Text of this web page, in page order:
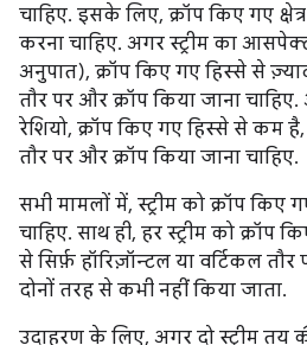
चाहिए. इसके लिए, क्रॉप किए गए
करना चाहिए. अगर स्ट्रीम का
अनुपात), क्रॉप किए गए हिस्से से
तौर पर और क्रॉप किया जाना
रेशियो, क्रॉप किए गए हिस्से से कम है,
तौर पर और क्रॉप किया जाना चाहिए.
सभी मामलों में, स्ट्रीम को क्रॉप किए
चाहिए. साथ ही, हर स्ट्रीम को क्रॉप
से सिर्फ़ हॉरिज़ॉन्टल या वर्टिकल तौर
दोनों तरह से कभी नहीं किया जाता.
उदाहरण के लिए, अगर दो स्ट्रीम तय